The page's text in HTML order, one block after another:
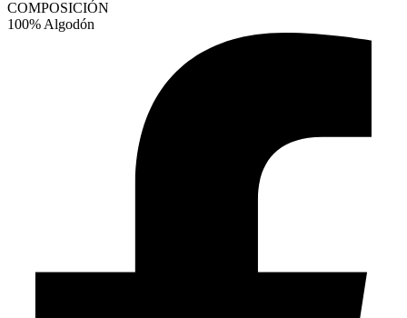
COMPOSICIÓN
100% Algodón